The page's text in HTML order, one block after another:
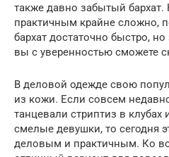
также давно забытый бархат.
практичным крайне сложно,
бархат достаточно быстро,
вы с уверенностью сможете
В деловой одежде свою
из кожи. Если совсем
танцевали стриптиз в
смелые девушки, то сегодня
деловым и практичным. Ко